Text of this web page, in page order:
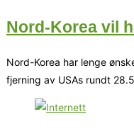
Nord-Korea vil
Nord-Korea har lenge
fjerning av USAs rundt